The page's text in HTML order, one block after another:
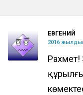
ЕВГЕНИЙ
2016
Рахмет!